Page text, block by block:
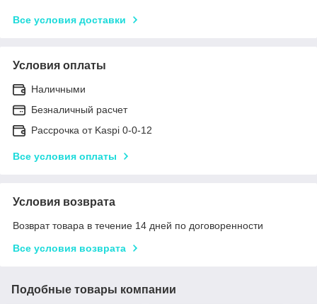
Все условия доставки
Условия оплаты
Наличными
Безналичный расчет
Рассрочка от Kaspi 0-0-12
Все условия оплаты
Условия возврата
Возврат товара в течение 14 дней по договоренности
Все условия возврата
Подобные товары компании